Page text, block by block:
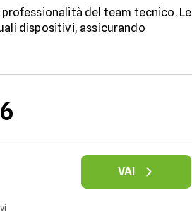
del team tecnico. Le
dispositivi, assicurando
VAI